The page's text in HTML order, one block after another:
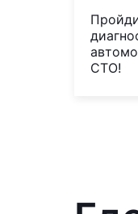
СТО!